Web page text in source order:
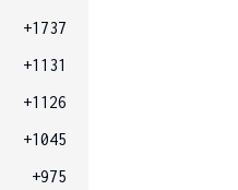
+1737
+1131
+1126
+1045
+975